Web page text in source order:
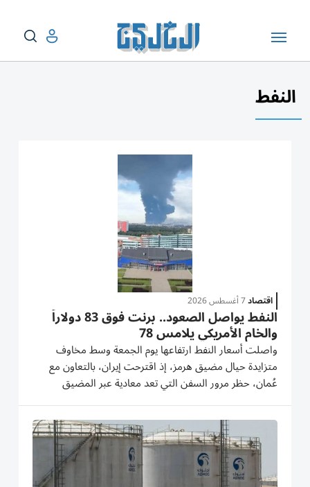
النفط
اقتصاد7 أغسطس 2026
النفط يواصل الصعود.. برنت فوق 83 دولاراً
والخام الأمريكي يلامس 78
واصلت أسعار النفط ارتفاعها يوم الجمعة وسط مخاوف
متزايدة حيال مضيق هرمز، إذ اقترحت إيران، بالتعاون مع
عُمان، حظر مرور السفن التي تعد ‌معادية عبر المضيق
وفرض غرامات باهظة على من يخالف القواعد المقترحة.
بحلول الساعة ​0010 ⁠بتوقيت جرينتش، ارتفعت العقود
الآجلة لخام برنت 99 سنتا...